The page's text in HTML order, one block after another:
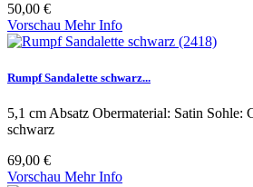
50,00 €
Vorschau Mehr Info
Rumpf Sandalette schwarz...
5,1 cm Absatz Obermaterial: Satin Sohle:
schwarz
69,00 €
Vorschau Mehr Info